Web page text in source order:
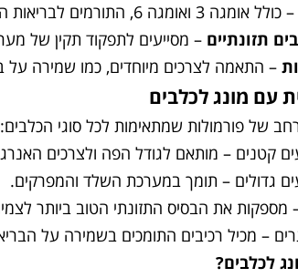
– כולל אומגה 3 ואומגה 6, התורמים לבריאות העור והפרווה ושומרים על מראה מבריק.
תזונתיים – מסייעים לתפקוד תקין של
– התאמה לצרכים מיוחדים, כמו שמירה על
עם מונג לכלבים
רחב של פורמולות שמתאימות לכל סוגי הכלבים:
קטנים – מותאם לגודל הפה ולצרכים
גדולים – תומך במערכת השלד והמפרקים.
מספקות את הבסיס התזונתי הטוב ביותר
– מכיל רכיבים התומכים בשמירה על
לכלבים?